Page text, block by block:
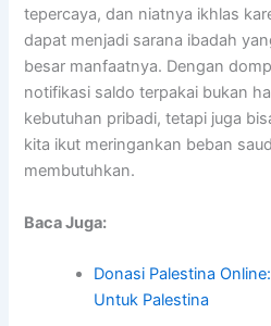
tepercaya, dan niatnya ikhlas
dapat menjadi sarana ibadah
besar manfaatnya. Dengan
notifikasi saldo terpakai bukan
kebutuhan pribadi, tetapi juga
kita ikut meringankan beban
membutuhkan.
Baca Juga:
Donasi Palestina
Untuk Palestina